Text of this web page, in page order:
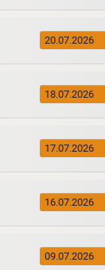
20.07.2026
18.07.2026
17.07.2026
16.07.2026
09.07.2026